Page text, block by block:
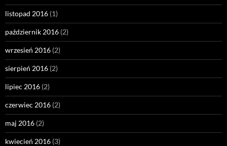
listopad 2016 (1)
październik 2016 (2)
wrzesień 2016 (2)
sierpień 2016 (2)
lipiec 2016 (2)
czerwiec 2016 (2)
maj 2016 (2)
kwiecień 2016 (3)